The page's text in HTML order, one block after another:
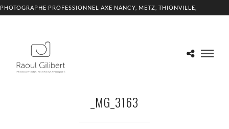
PHOTOGRAPHE PROFESSIONNEL AXE NANCY, METZ, THIONVILLE,
_MG_3163